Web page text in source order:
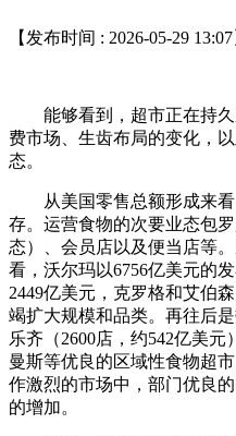
【发布时间 : 2026-05-29
能够看到，超市正在持久
费市场、生齿布局的变化，
态。
从美国零售总额形成来看
存。运营食物的次要业态包
态）、会员店以及便当店等
看，沃尔玛以6756亿美元的
2449亿美元，克罗格和艾伯
竭扩大规模和品类。再往后
乐齐（2600店，约542亿美
曼斯等优良的区域性食物超
作激烈的市场中，部门优良
的增加。